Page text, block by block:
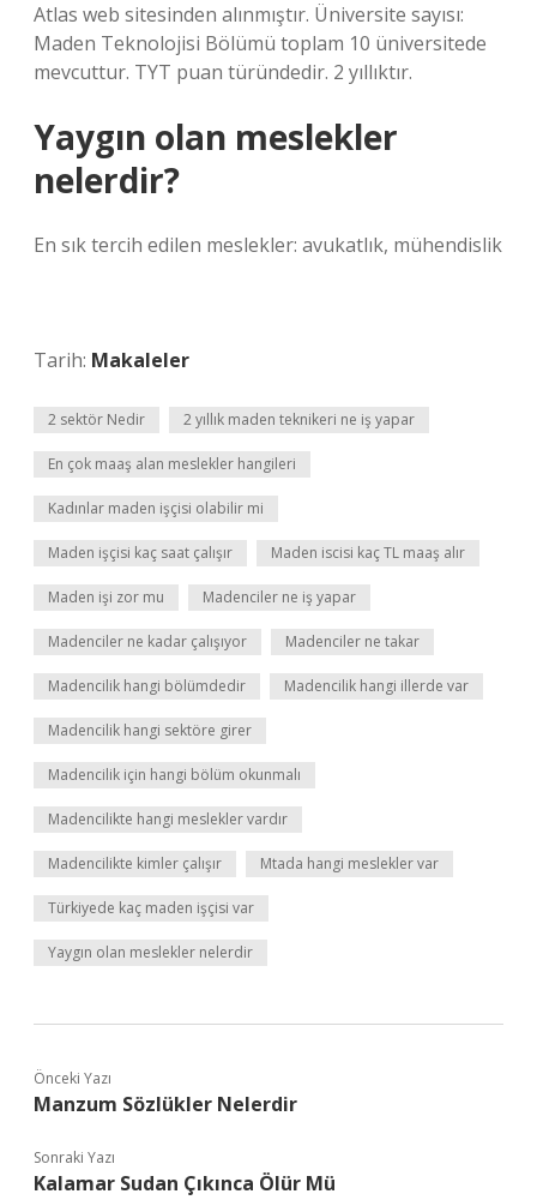
Atlas web sitesinden alınmıştır. Üniversite sayısı:
Maden Teknolojisi Bölümü toplam 10 üniversitede
mevcuttur. TYT puan türündedir. 2 yıllıktır.
Yaygın olan meslekler
nelerdir?
En sık tercih edilen meslekler: avukatlık, mühendislik
Tarih: Makaleler
2 sektör Nedir 2 yıllık maden teknikeri ne iş yapar
En çok maaş alan meslekler hangileri
Kadınlar maden işçisi olabilir mi
Maden işçisi kaç saat çalışır Maden iscisi kaç TL maaş alır
Maden işi zor mu Madenciler ne iş yapar
Madenciler ne kadar çalışıyor Madenciler ne takar
Madencilik hangi bölümdedir Madencilik hangi illerde var
Madencilik hangi sektöre girer
Madencilik için hangi bölüm okunmalı
Madencilikte hangi meslekler vardır
Madencilikte kimler çalışır Mtada hangi meslekler var
Türkiyede kaç maden işçisi var
Yaygın olan meslekler nelerdir
Önceki Yazı
Manzum Sözlükler Nelerdir
Sonraki Yazı
Kalamar Sudan Çıkınca Ölür Mü